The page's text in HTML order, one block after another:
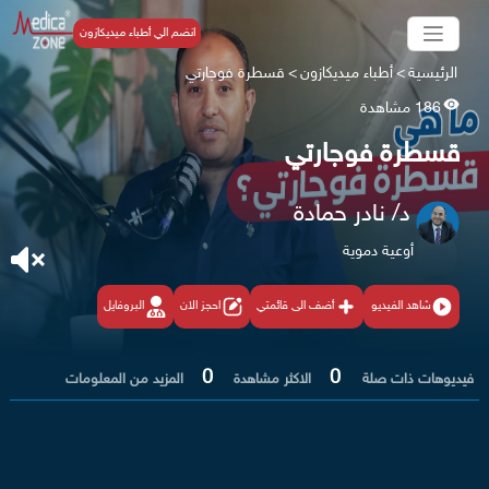
انضم الي أطباء ميديكازون
الرئيسية>أطباء ميديكازون> قسطرة فوجارتي
186 مشاهدة
قسطرة فوجارتي
د/ نادر حمادة
أوعية دموية
شاهد الفيديو أضف الى قائمتي احجز الان البروفايل
فيديوهات ذات صلة 0 الاكثر مشاهدة 0 المزيد من المعلومات